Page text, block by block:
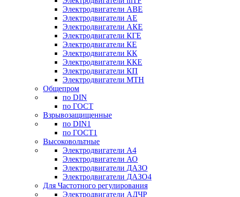
Электродвигатели АВЕ
Электродвигатели АЕ
Электродвигатели АКЕ
Электродвигатели КГЕ
Электродвигатели КЕ
Электродвигатели КК
Электродвигатели ККЕ
Электродвигатели КП
Электродвигатели МТН
Общепром
по DIN
по ГОСТ
Взрывозащищенные
по DIN1
по ГОСТ1
Высоковольтные
Электродвигатели А4
Электродвигатели АО
Электродвигатели ДАЗО
Электродвигатели ДАЗО4
Для Частотного регулирования
Электродвигатели АДЧР